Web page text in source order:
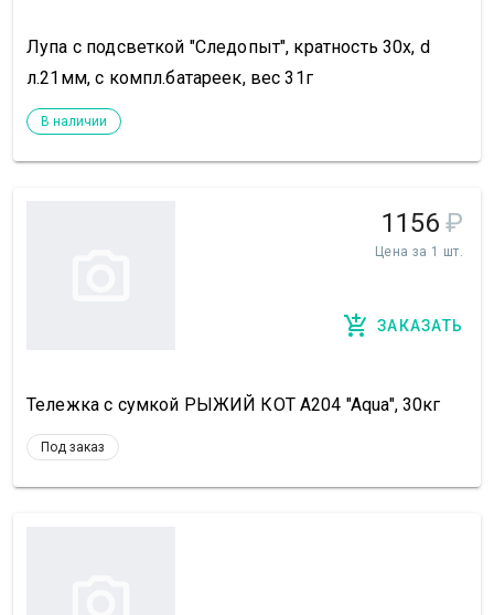
Лупа с подсветкой "Следопыт", кратность 30х, d
л.21мм, с компл.батареек, вес 31г
В наличии
1156 ₽
Цена за 1 шт.
ЗАКАЗАТЬ
Тележка с сумкой РЫЖИЙ КОТ A204 "Aqua", 30кг
Под заказ